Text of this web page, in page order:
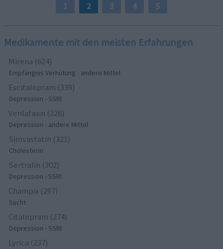
1 2 3 4 5
Medikamente mit den meisten Erfahrungen
Mirena (624)
Empfängnis Verhütung - andere Mittel
Escitalopram (339)
Depression - SSRI
Venlafaxin (326)
Depression - andere Mittel
Simvastatin (321)
Cholesterin
Sertralin (302)
Depression - SSRI
Champix (297)
Sucht
Citalopram (274)
Depression - SSRI
Lyrica (237)